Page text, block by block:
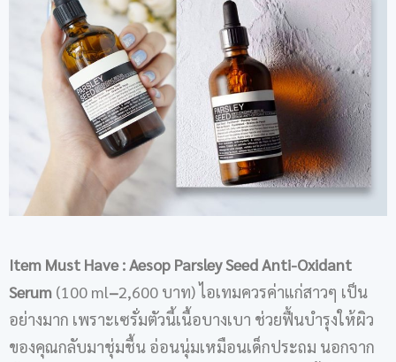
Item Must Have: Aesop Parsley Seed Anti-Oxidant
Serum (100 ml–2,600 บาท) ไอเทมควรค่าแก่สาวๆ เป็น
อย่างมาก เพราะเซรั่มตัวนี้เนื้อบางเบา ช่วยฟื้นบำรุงให้ผิว
ของคุณกลับมาชุ่มชื้น อ่อนนุ่มเหมือนเด็กประถม นอกจาก